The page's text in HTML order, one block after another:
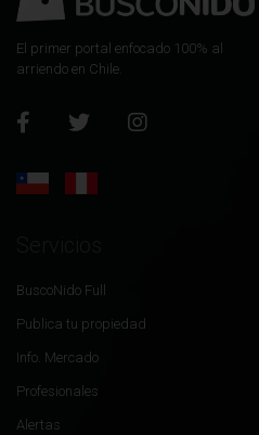
El primer portal enfocado 100% al
arriendo en Chile.
BuscoNido Full
Publica tu propiedad
Info. Mercado
Profesionales
Alertas